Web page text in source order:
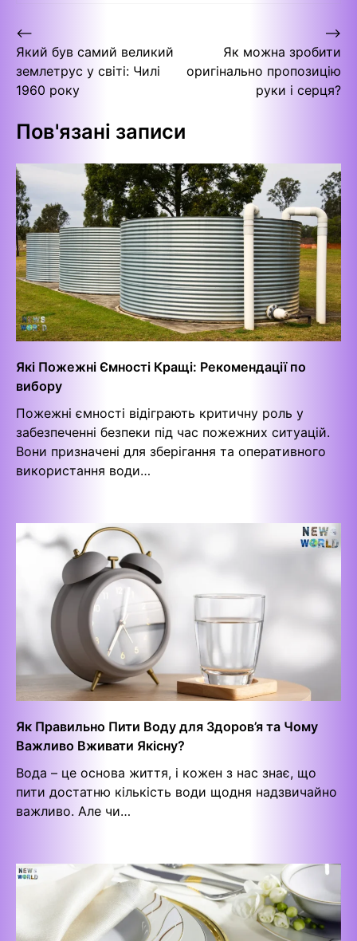
Навігація
записів
⟵
Який був самий великий
землетрус у світі: Чилі
1960 року
Як можна зробити
оригінально пропозицію
руки і серця?
⟶
Пов'язані записи
Які Пожежні Ємності Кращі: Рекомендації по
вибору
Пожежні ємності відіграють критичну роль у
забезпеченні безпеки під час пожежних ситуацій.
Вони призначені для зберігання та оперативного
використання води…
Як Правильно Пити Воду для Здоров’я та Чому
Важливо Вживати Якісну?
Вода – це основа життя, і кожен з нас знає, що
пити достатню кількість води щодня надзвичайно
важливо. Але чи…